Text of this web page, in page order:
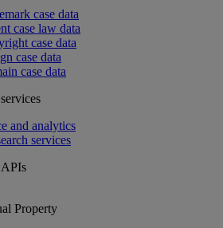
case data
case law data
case data
case data
case data
and analytics
services
Property